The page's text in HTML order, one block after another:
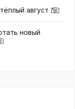
август
новый